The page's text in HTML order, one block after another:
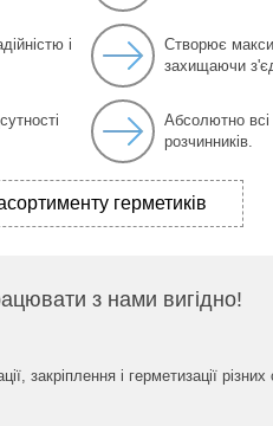
і
Створює
захищаючи
Абсолютно всі
розчинників.
герметиків
з нами вигідно!
закріплення і герметизації